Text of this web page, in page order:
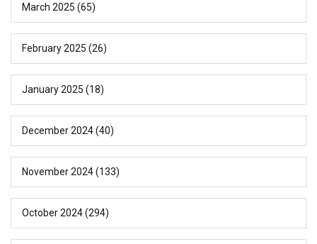
March 2025 (65)
February 2025 (26)
January 2025 (18)
December 2024(40)
November 2024(133)
October 2024(294)